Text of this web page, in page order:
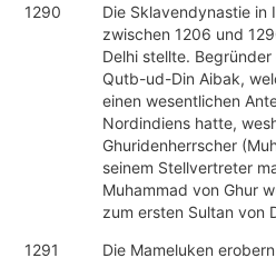
1290
Die Sklavendynastie in
zwischen 1206 und
Delhi stellte.
Qutb-ud-Din Aibak,
einen wesentlichen
Nordindiens hatte,
Ghuridenherrscher
seinem Stellvertreter
Muhammad von Ghur
zum ersten Sultan von
1291
Die Mameluken